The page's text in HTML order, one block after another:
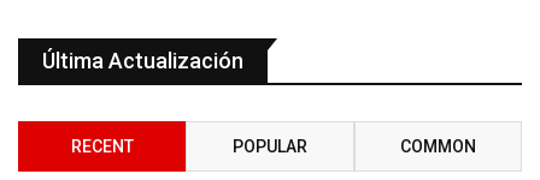
Última Actualización
RECENT POPULAR COMMON